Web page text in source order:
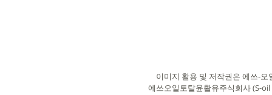
이미지 활용 및 저작권은 에쓰-
에쓰오일토탈윤활유주식회사 (S-